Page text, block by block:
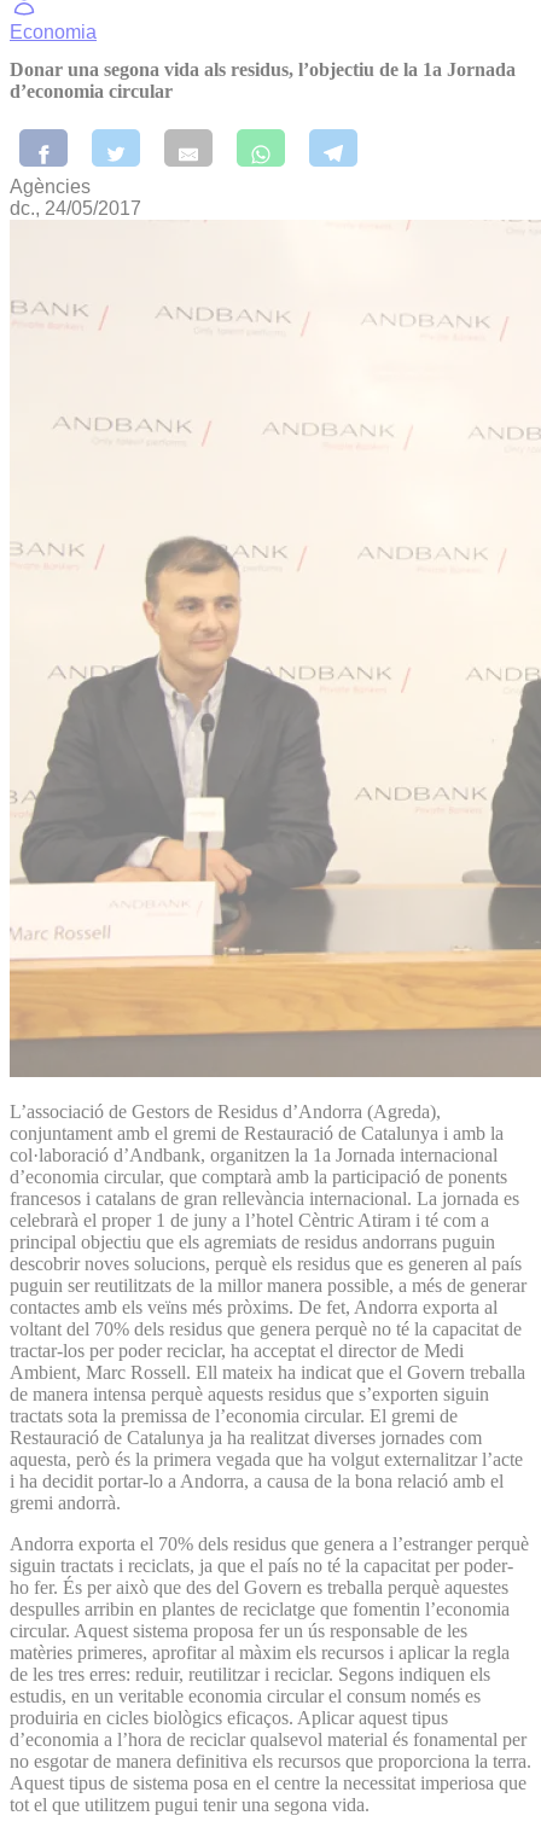
Economia
Donar una segona vida als residus, l’objectiu de la 1a Jornada
d’economia circular
Agències
dc., 24/05/2017
L’associació de Gestors de Residus d’Andorra (Agreda),
conjuntament amb el gremi de Restauració de Catalunya i amb la
col·laboració d’Andbank, organitzen la 1a Jornada internacional
d’economia circular, que comptarà amb la participació de ponents
francesos i catalans de gran rellevància internacional. La jornada es
celebrarà el proper 1 de juny a l’hotel Cèntric Atiram i té com a
principal objectiu que els agremiats de residus andorrans puguin
descobrir noves solucions, perquè els residus que es generen al país
puguin ser reutilitzats de la millor manera possible, a més de generar
contactes amb els veïns més pròxims. De fet, Andorra exporta al
voltant del 70% dels residus que genera perquè no té la capacitat de
tractar-los per poder reciclar, ha acceptat el director de Medi
Ambient, Marc Rossell. Ell mateix ha indicat que el Govern treballa
de manera intensa perquè aquests residus que s’exporten siguin
tractats sota la premissa de l’economia circular. El gremi de
Restauració de Catalunya ja ha realitzat diverses jornades com
aquesta, però és la primera vegada que ha volgut externalitzar l’acte
i ha decidit portar-lo a Andorra, a causa de la bona relació amb el
gremi andorrà.
Andorra exporta el 70% dels residus que genera a l’estranger perquè
siguin tractats i reciclats, ja que el país no té la capacitat per poder-
ho fer. És per això que des del Govern es treballa perquè aquestes
despulles arribin en plantes de reciclatge que fomentin l’economia
circular. Aquest sistema proposa fer un ús responsable de les
matèries primeres, aprofitar al màxim els recursos i aplicar la regla
de les tres erres: reduir, reutilitzar i reciclar. Segons indiquen els
estudis, en un veritable economia circular el consum només es
produiria en cicles biològics eficaços. Aplicar aquest tipus
d’economia a l’hora de reciclar qualsevol material és fonamental per
no esgotar de manera definitiva els recursos que proporciona la terra.
Aquest tipus de sistema posa en el centre la necessitat imperiosa que
tot el que utilitzem pugui tenir una segona vida.